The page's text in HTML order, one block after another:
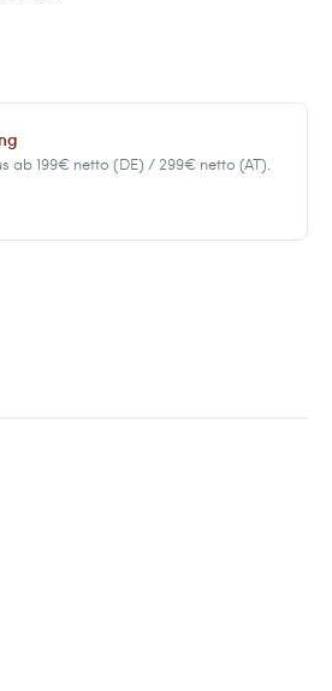
ab 199€ netto (DE) / 299€ netto (AT).